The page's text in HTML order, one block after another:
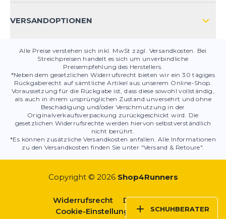
PRODUKTSICHERHEIT
VERSANDOPTIONEN
Alle Preise verstehen sich inkl. MwSt zzgl. Versandkosten. Bei
Streichpreisen handelt es sich um unverbindliche
Preisempfehlung des Herstellers.
*Neben dem gesetzlichen Widerrufsrecht bieten wir ein 30 tägiges
Rückgaberecht auf sämtliche Artikel aus unserem Online-Shop.
Voraussetzung für die Rückgabe ist, dass diese sowohl vollständig,
als auch in ihrem ursprünglichen Zustand unversehrt und ohne
Beschädigung und/oder Verschmutzung in der
Originalverkaufsverpackung zurückgeschickt wird. Die
gesetzlichen Widerrufsrechte werden hiervon selbstverständlich
nicht berührt.
*Es können zusätzliche Versandkosten anfallen. Alle Informationen
zu den Versandkosten finden Sie unter "Versand & Retoure".
Copyright © 2026 Shop4Runners
Widerrufsrecht
Datenschutz
Cookie-Einstellungen
AGBs
SCHUHBERATER